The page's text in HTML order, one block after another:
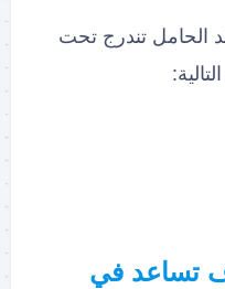
الحامل تندرج تحت
تساعد في